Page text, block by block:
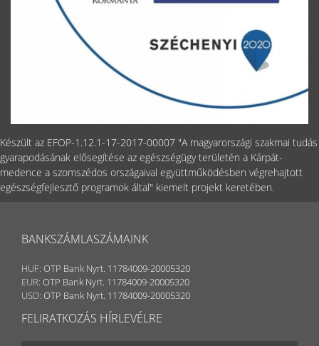
Készült az EFOP-1.12.1-17-2017-00007 "A magyarországi szakmai tudás
gyarapodásának elősegítése az egészségügy területén a Kárpát-
medence a szomszédos országaival együttműködésben végrehajtott
egészségfejlesztő programok által" kiemelt projekt keretében.
BANKSZÁMLASZÁMAINK
HUF: OTP Bank Nyrt. 11784009-20005320
EUR: OTP Bank Nyrt. 11784009-20005320
USD: OTP Bank Nyrt. 11784009-20005320
FELIRATKOZÁS HÍRLEVÉLRE